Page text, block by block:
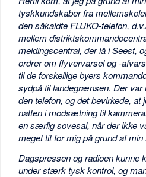
tyskkundskaber fra
den såkaldte FLUKO-telefon,
mellem
meldingscentral, der lå i Seest,
ordrer om flyvervarsel og -
til de forskellige byers
sydpå til landegrænsen. Der var
den telefon, og det bevirkede, at
natten i modsætning til
en særlig sovesal, når der ikke
meget tit for mig på grund af
Dagspressen og radioen kunne
under stærk tysk kontrol, og